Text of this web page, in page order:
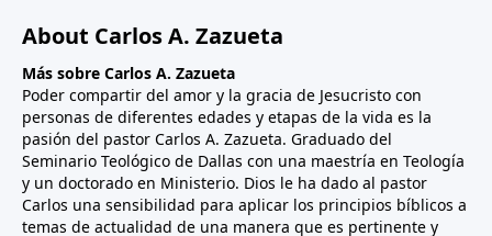
About Carlos A. Zazueta
Más sobre Carlos A. Zazueta
Poder compartir del amor y la gracia de Jesucristo con
personas de diferentes edades y etapas de la vida es la
pasión del pastor Carlos A. Zazueta. Graduado del
Seminario Teológico de Dallas con una maestría en Teología
y un doctorado en Ministerio. Dios le ha dado al pastor
Carlos una sensibilidad para aplicar los principios bíblicos a
temas de actualidad de una manera que es pertinente y